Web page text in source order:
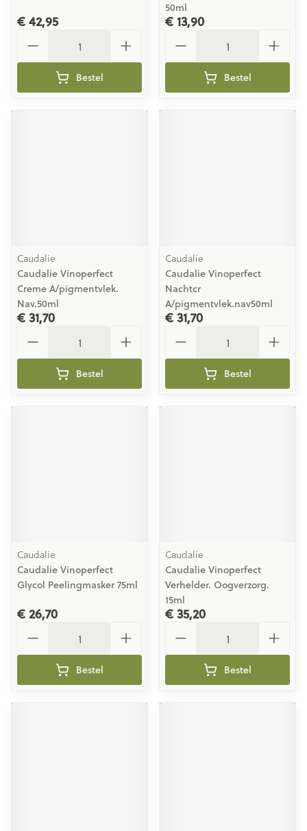
€ 42,95
Bestel
50ml
€ 13,90
Bestel
Caudalie
Caudalie Vinoperfect
Creme A/pigmentvlek.
Nav.50ml
€ 31,70
Bestel
Caudalie
Caudalie Vinoperfect
Nachtcr
A/pigmentvlek.nav50ml
€ 31,70
Bestel
Caudalie
Caudalie Vinoperfect
Glycol Peelingmasker 75ml
€ 26,70
Bestel
Caudalie
Caudalie Vinoperfect
Verhelder. Oogverzorg.
15ml
€ 35,20
Bestel